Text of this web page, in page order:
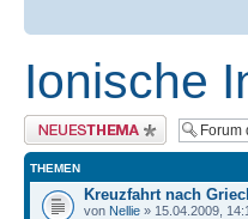
Ionische
Neues Thema erstellen
THEMEN
Kreuzfahrt nach
von Nellie » 15.04.2009,